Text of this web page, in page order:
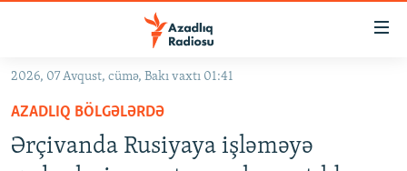
Əsas
qayıt
Əsas
naviqasiyaya
KORRUPSIOMETR
2026, 07 Avqust, cümə, Bakı vaxtı 01:41
AZADLIQ BÖLGƏLƏRDƏ
Ərçivanda Rusiyaya işləməyə